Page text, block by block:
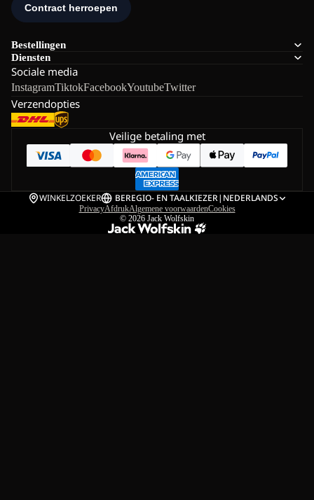
Bestellingen
Diensten
Sociale media
InstagramTiktokFacebookYoutubeTwitter
Verzendopties
Veilige betaling met
WINKELZOEKER BEREGIO- EN TAALKIEZER| NEDERLANDS
PrivacyAfdrukAlgemene voorwaardenCookies
© 2026 Jack Wolfskin